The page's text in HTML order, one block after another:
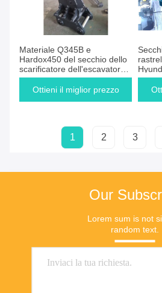
Materiale Q345B e
Hardox450 del secchio dello
scarificatore dell'escavatore
di Volvo EC210 multi
Ottieni il miglior prezzo
della
1 2 3
Our
Lorem sum is not
random text.